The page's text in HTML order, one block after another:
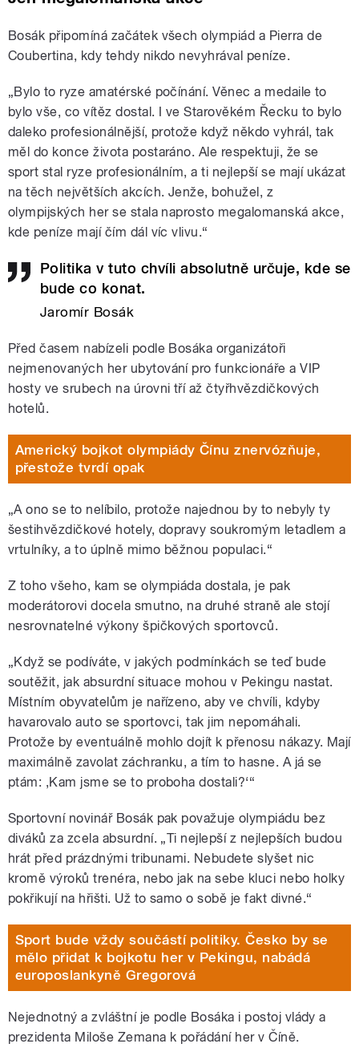
Bosák připomíná začátek všech olympiád a Pierra de
Coubertina, kdy tehdy nikdo nevyhrával peníze.
„Bylo to ryze amatérské počínání. Věnec a medaile to
bylo vše, co vítěz dostal. I ve Starověkém Řecku to bylo
daleko profesionálnější, protože když někdo vyhrál, tak
měl do konce života postaráno. Ale respektuji, že se
sport stal ryze profesionálním, a ti nejlepší se mají ukázat
na těch největších akcích. Jenže, bohužel, z
olympijských her se stala naprosto megalomanská akce,
kde peníze mají čím dál víc vlivu.“
Politika v tuto chvíli absolutně určuje, kde se
bude co konat.
Jaromír Bosák
Před časem nabízeli podle Bosáka organizátoři
nejmenovaných her ubytování pro funkcionáře a VIP
hosty ve srubech na úrovni tří až čtyřhvězdičkových
hotelů.
Americký bojkot olympiády Čínu znervózňuje,
přestože tvrdí opak
„A ono se to nelíbilo, protože najednou by to nebyly ty
šestihvězdičkové hotely, dopravy soukromým letadlem a
vrtulníky, a to úplně mimo běžnou populaci.“
Z toho všeho, kam se olympiáda dostala, je pak
moderátorovi docela smutno, na druhé straně ale stojí
nesrovnatelné výkony špičkových sportovců.
„Když se podíváte, v jakých podmínkách se teď bude
soutěžit, jak absurdní situace mohou v Pekingu nastat.
Místním obyvatelům je nařízeno, aby ve chvíli, kdyby
havarovalo auto se sportovci, tak jim nepomáhali.
Protože by eventuálně mohlo dojít k přenosu nákazy. Mají
maximálně zavolat záchranku, a tím to hasne. A já se
ptám: ,Kam jsme se to proboha dostali?‘“
Sportovní novinář Bosák pak považuje olympiádu bez
diváků za zcela absurdní. „Ti nejlepší z nejlepších budou
hrát před prázdnými tribunami. Nebudete slyšet nic
kromě výroků trenéra, nebo jak na sebe kluci nebo holky
pokřikují na hřišti. Už to samo o sobě je fakt divné.“
Sport bude vždy součástí politiky. Česko by se
mělo přidat k bojkotu her v Pekingu, nabádá
europoslankyně Gregorová
Nejednotný a zvláštní je podle Bosáka i postoj vlády a
prezidenta Miloše Zemana k pořádání her v Číně.